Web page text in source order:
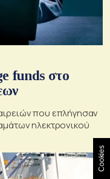
funds στο
που επλήγησαν
ηλεκτρονικού
Cookies